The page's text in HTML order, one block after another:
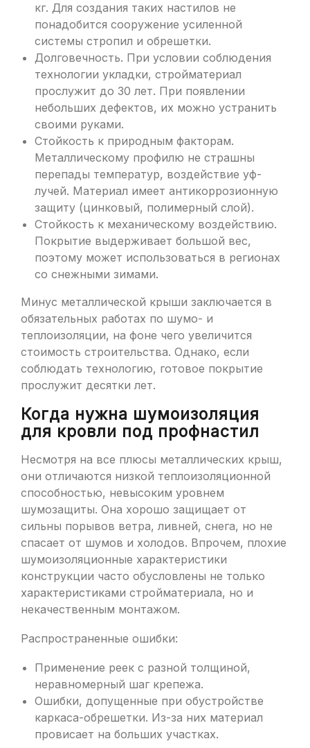
кг. Для создания таких настилов не
понадобится сооружение усиленной
системы стропил и обрешетки.
Долговечность. При условии соблюдения
технологии укладки, стройматериал
прослужит до 30 лет. При появлении
небольших дефектов, их можно устранить
своими руками.
Стойкость к природным факторам.
Металлическому профилю не страшны
перепады температур, воздействие уф-
лучей. Материал имеет антикоррозионную
защиту (цинковый, полимерный слой).
Стойкость к механическому воздействию.
Покрытие выдерживает большой вес,
поэтому может использоваться в регионах
со снежными зимами.
Минус металлической крыши заключается в
обязательных работах по шумо- и
теплоизоляции, на фоне чего увеличится
стоимость строительства. Однако, если
соблюдать технологию, готовое покрытие
прослужит десятки лет.
Когда нужна шумоизоляция
для кровли под профнастил
Несмотря на все плюсы металлических крыш,
они отличаются низкой теплоизоляционной
способностью, невысоким уровнем
шумозащиты. Она хорошо защищает от
сильны порывов ветра, ливней, снега, но не
спасает от шумов и холодов. Впрочем, плохие
шумоизоляционные характеристики
конструкции часто обусловлены не только
характеристиками стройматериала, но и
некачественным монтажом.
Распространенные ошибки:
Применение реек с разной толщиной,
неравномерный шаг крепежа.
Ошибки, допущенные при обустройстве
каркаса-обрешетки. Из-за них материал
провисает на больших участках.